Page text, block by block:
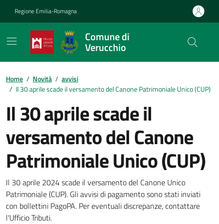
Regione Emilia-Romagna
Comune di
Verucchio
Contenuti in evidenza
Home / Novità / avvisi
/ Il 30 aprile scade il versamento del Canone Patrimoniale Unico (CUP)
Il 30 aprile scade il
versamento del Canone
Patrimoniale Unico (CUP)
Dettagli della notizia
Il 30 aprile 2024 scade il versamento del Canone Unico
Patrimoniale (CUP). Gli avvisi di pagamento sono stati inviati
con bollettini PagoPA. Per eventuali discrepanze, contattare
l'Ufficio Tributi.